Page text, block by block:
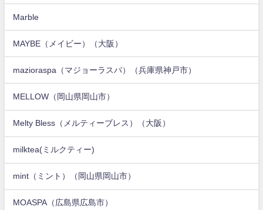
Marble
MAYBE（メイビー）（大阪）
mazioraspa（マジョーラスパ）（兵庫県神戸市）
MELLOW（岡山県岡山市）
Melty Bless（メルティーブレス）（大阪）
milktea(ミルクティー)
mint（ミント）（岡山県岡山市）
MOASPA（広島県広島市）